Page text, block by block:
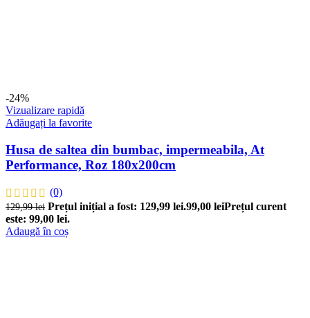
-24%
Vizualizare rapidă
Adăugați la favorite
Husa de saltea din bumbac, impermeabila, At
Performance, Roz 180x200cm
(0)
129,99lei Prețul inițial a fost: 129,99 lei.99,00 leiPrețul curent
este: 99,00 lei.
Adaugă în coș